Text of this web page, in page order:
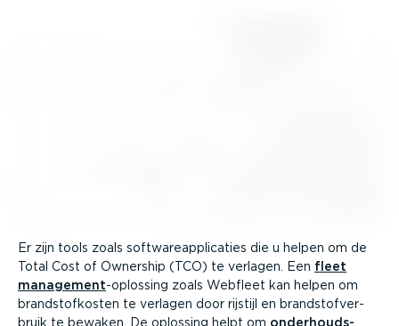
Er zijn tools zoals softw­are­ap­pli­caties die u helpen om de
Total Cost of Ownership (TCO) te verlagen. Een fleet
management-oplossing zoals Webfleet kan helpen om
brand­stof­kosten te verlagen door rijstijl en brand­stof­ver­
bruik te bewaken. De oplossing helpt om onder­houds­